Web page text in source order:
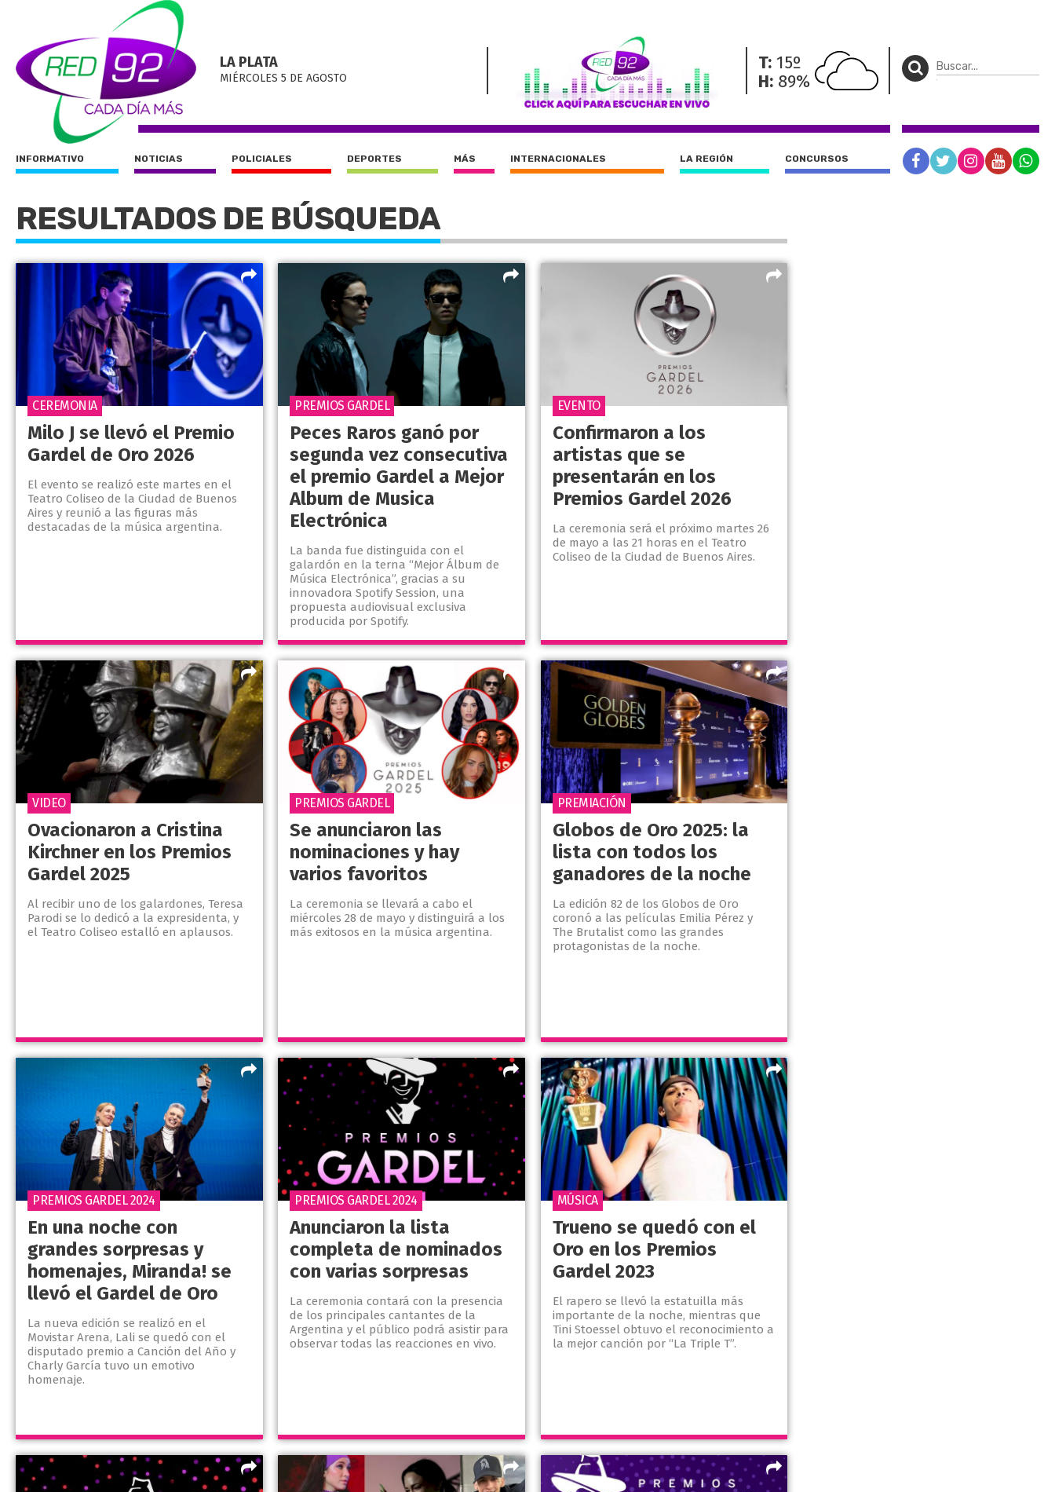
LA PLATA
MIÉRCOLES 5 DE AGOSTO
T: 15º
H: 89%
INFORMATIVO NOTICIAS POLICIALES DEPORTES MÁS INTERNACIONALES LA REGIÓN CONCURSOS
RESULTADOS DE BÚSQUEDA
Milo J se llevó el Premio
Gardel de Oro 2026
El evento se realizó este martes en el
Teatro Coliseo de la Ciudad de Buenos
Aires y reunió a las figuras más
destacadas de la música argentina.
CEREMONIA
Peces Raros ganó por
segunda vez consecutiva
el premio Gardel a Mejor
Album de Musica
Electrónica
La banda fue distinguida con el
galardón en la terna “Mejor Álbum de
Música Electrónica”, gracias a su
innovadora Spotify Session, una
propuesta audiovisual exclusiva
producida por Spotify.
PREMIOS GARDEL
Confirmaron a los
artistas que se
presentarán en los
Premios Gardel 2026
La ceremonia será el próximo martes 26
de mayo a las 21 horas en el Teatro
Coliseo de la Ciudad de Buenos Aires.
EVENTO
Ovacionaron a Cristina
Kirchner en los Premios
Gardel 2025
Al recibir uno de los galardones, Teresa
Parodi se lo dedicó a la expresidenta, y
el Teatro Coliseo estalló en aplausos.
VIDEO
Se anunciaron las
nominaciones y hay
varios favoritos
La ceremonia se llevará a cabo el
miércoles 28 de mayo y distinguirá a los
más exitosos en la música argentina.
PREMIOS GARDEL
Globos de Oro 2025: la
lista con todos los
ganadores de la noche
La edición 82 de los Globos de Oro
coronó a las películas Emilia Pérez y
The Brutalist como las grandes
protagonistas de la noche.
PREMIACIÓN
En una noche con
grandes sorpresas y
homenajes, Miranda! se
llevó el Gardel de Oro
La nueva edición se realizó en el
Movistar Arena, Lali se quedó con el
disputado premio a Canción del Año y
Charly García tuvo un emotivo
homenaje.
PREMIOS GARDEL 2024
Anunciaron la lista
completa de nominados
con varias sorpresas
La ceremonia contará con la presencia
de los principales cantantes de la
Argentina y el público podrá asistir para
observar todas las reacciones en vivo.
PREMIOS GARDEL 2024
Trueno se quedó con el
Oro en los Premios
Gardel 2023
El rapero se llevó la estatuilla más
importante de la noche, mientras que
Tini Stoessel obtuvo el reconocimiento a
la mejor canción por “La Triple T”.
MÚSICA